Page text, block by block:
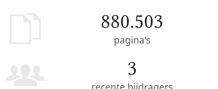
880.503
pagina's
3